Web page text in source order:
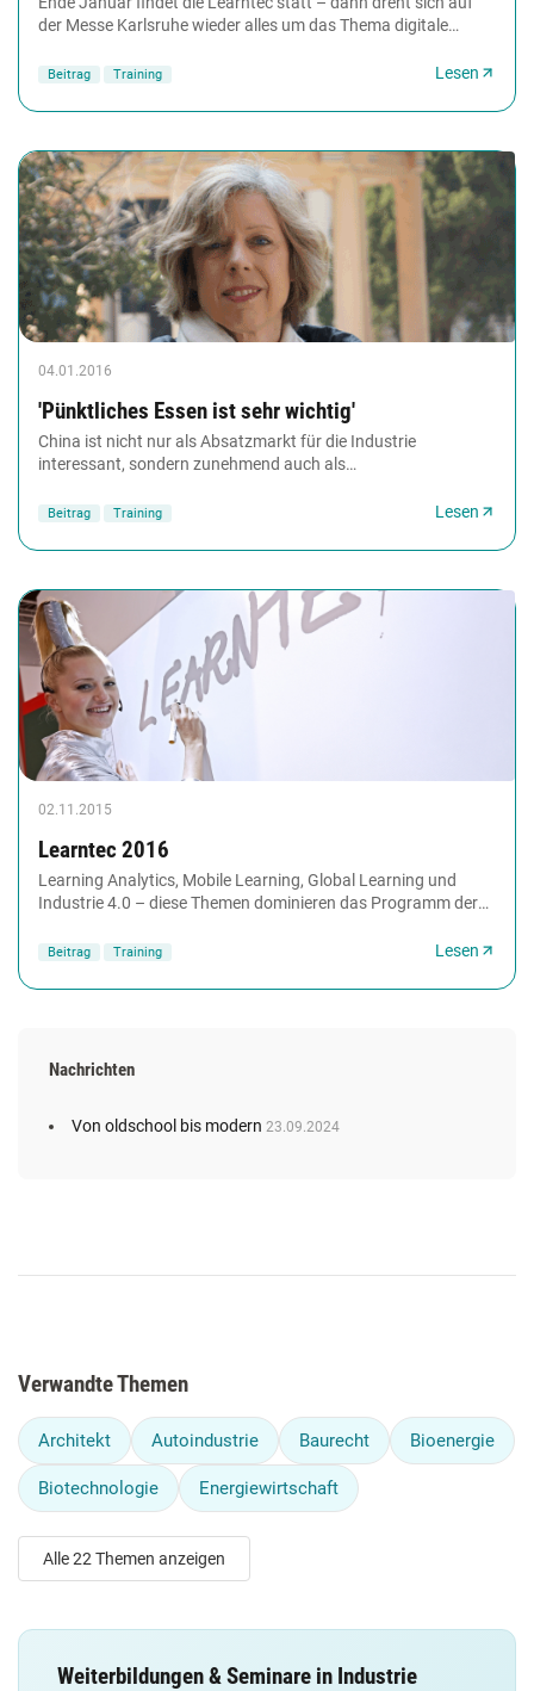
der Messe Karlsruhe wieder alles um das Thema digitale
Beitrag Training Lesen
04.01.2016
'Pünktliches Essen ist sehr wichtig'
China ist nicht nur als Absatzmarkt für die Industrie
interessant, sondern zunehmend auch als
Beitrag Training Lesen
02.11.2015
Learntec 2016
Learning Analytics, Mobile Learning, Global Learning und
Industrie 4.0 – diese Themen dominieren das Programm der
Beitrag Training Lesen
Nachrichten
Von oldschool bis modern 23.09.2024
Verwandte Themen
Architekt Autoindustrie Baurecht Bioenergie
Biotechnologie Energiewirtschaft
Alle 22 Themen anzeigen
Weiterbildungen & Seminare in Industrie